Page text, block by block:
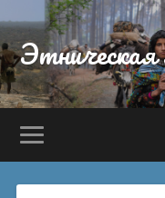
Этническая